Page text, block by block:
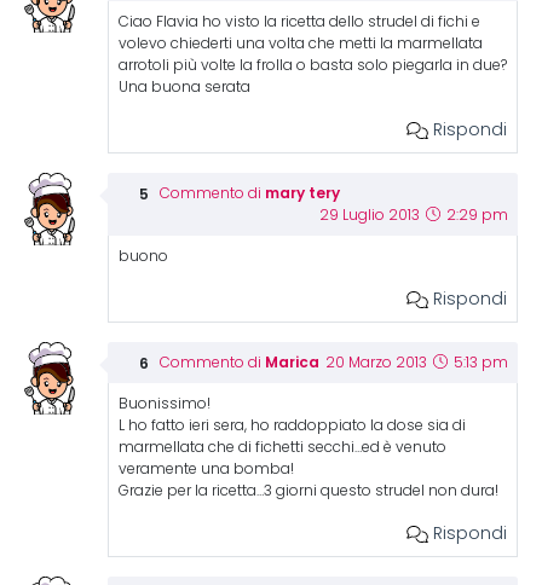
Ciao Flavia ho visto la ricetta dello strudel di fichi e
volevo chiederti una volta che metti la marmellata
arrotoli più volte la frolla o basta solo piegarla in due?
Una buona serata
Rispondi
Commento di mary tery
29 Luglio 2013 2:29 pm
buono
Rispondi
Commento di Marica 20 Marzo 2013 5:13 pm
Buonissimo!
L ho fatto ieri sera, ho raddoppiato la dose sia di
marmellata che di fichetti secchi…ed è venuto
veramente una bomba!
Grazie per la ricetta…3 giorni questo strudel non dura!
Rispondi